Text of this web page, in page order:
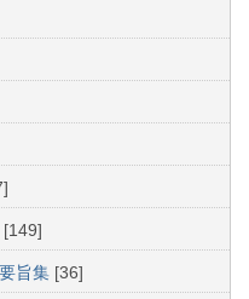
[149]
旨集 [36]